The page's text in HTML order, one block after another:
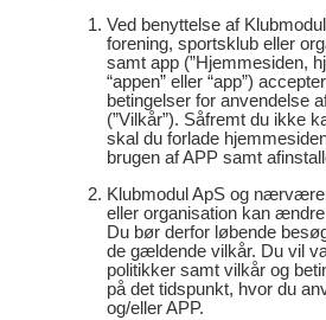
Ved benyttelse af
forening, sportsklub eller
samt app (”Hjemmesiden,
“appen” eller “app”)
betingelser for anvendelse
(”Vilkår”). Såfremt du ikke
skal du forlade
brugen af APP samt
Klubmodul ApS og
eller organisation kan
Du bør derfor løbende
de gældende vilkår. Du vil
politikker samt vilkår og
på det tidspunkt, hvor du
og/eller APP.